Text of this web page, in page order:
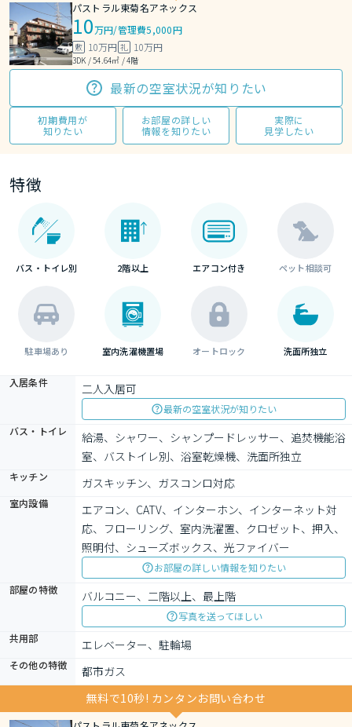
パストラル東菊名アネックス
10万円/管理費5,000円
敷 10万円 礼 10万円
3DK / 54.64㎡ / 4階
最新の空室状況が知りたい
初期費用が
知りたい
お部屋の詳しい
情報を知りたい
実際に
見学したい
特徴
バス・トイレ別 2階以上 エアコン付き ペット相談可
駐車場あり 室内洗濯機置場 オートロック 洗面所独立
入居条件 二人入居可
最新の空室状況が知りたい
バス・トイレ
給湯、シャワー、シャンプードレッサー、追焚機能浴
室、バストイレ別、浴室乾燥機、洗面所独立
キッチン ガスキッチン、ガスコンロ対応
室内設備
エアコン、CATV、インターホン、インターネット対
応、フローリング、室内洗濯置、クロゼット、押入、
照明付、シューズボックス、光ファイバー
お部屋の詳しい情報を知りたい
部屋の特徴
バルコニー、二階以上、最上階
写真を送ってほしい
共用部
エレベーター、駐輪場
その他の特徴
都市ガス
無料で10秒! カンタンお問い合わせ